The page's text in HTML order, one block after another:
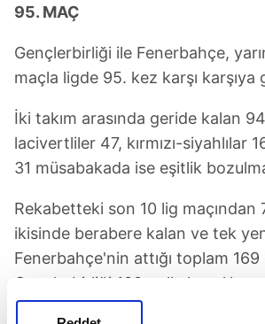
95. MAÇ
Gençlerbirliği ile Fenerbahçe,
maçla ligde 95. kez karşı karşıya
İki takım arasında geride kalan
lacivertliler 47, kırmızı-siyahlılar
31 müsabakada ise eşitlik
Rekabetteki son 10 lig maçından
ikisinde berabere kalan ve tek
Fenerbahçe'nin attığı toplam 169
Gençlerbirliği 100 golle karşılık